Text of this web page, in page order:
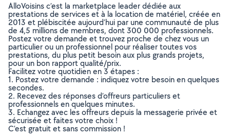
AlloVoisins c’est la marketplace leader dédiée aux
prestations de services et à la location de matériel, créée en
2013 et plébiscitée aujourd’hui par une communauté de plus
de 4,5 millions de membres, dont 300 000 professionnels.
Postez votre demande et trouvez proche de chez vous un
particulier ou un professionnel pour réaliser toutes vos
prestations, du plus petit besoin aux plus grands projets,
pour un bon rapport qualité/prix.
Facilitez votre quotidien en 3 étapes :
1. Postez votre demande : indiquez votre besoin en quelques
secondes.
2. Recevez des réponses d’offreurs particuliers et
professionnels en quelques minutes.
3. Echangez avec les offreurs depuis la messagerie privée et
sécurisée et faites votre choix !
C’est gratuit et sans commission !